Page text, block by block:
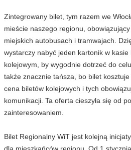
Zintegrowany bilet, tym razem we
mieście naszego regionu,
miejskich autobusach i tramwajach.
wystarczy nabyć jeden kartonik w kasie
kolejowym, by wygodnie dotrzeć do
także znacznie tańsza, bo bilet kosztuje
cena biletów kolejowych i tych
komunikacji. Ta oferta cieszyła się od
zainteresowaniem.
Bilet Regionalny WiT jest kolejną